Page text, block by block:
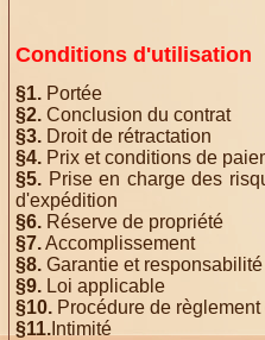
Conditions d'utilisation
§1. Portée
§2. Conclusion du contrat
§3. Droit de rétractation
§4. Prix ​​et conditions de
§5. Prise en charge des
d'expédition
§6. Réserve de propriété
§7.Accomplissement
§8. Garantie et responsabilité
§9. Loi applicable
§10. Procédure de
§11. Intimité